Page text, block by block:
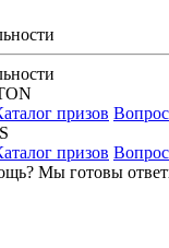
призов
призов
Мы готовы